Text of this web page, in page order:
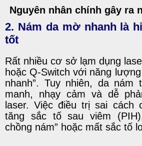
Nguyên nhân chính gây ra
2. Nám da mờ nhanh là
tốt
Rất nhiều cơ sở lạm dụng
hoặc Q-Switch với năng
nhanh”. Tuy nhiên, da nám
manh, nhạy cảm và dễ
laser. Việc điều trị sai cách
tăng sắc tố sau viêm
chồng nám” hoặc mất sắc tố